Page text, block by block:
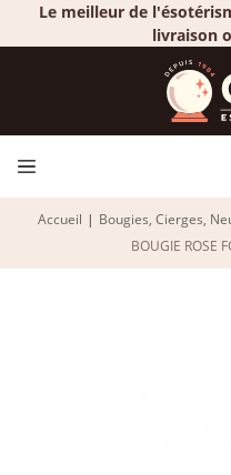
Le meilleur de
livraison
Accueil | Bougies, Cierges,
BOUGIE ROSE